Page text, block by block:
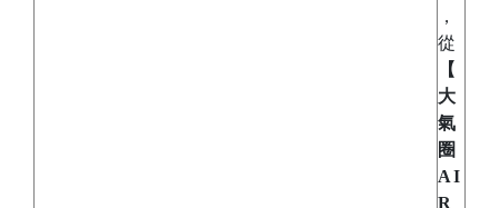
，
從
【
大
氣
圈
AI
R